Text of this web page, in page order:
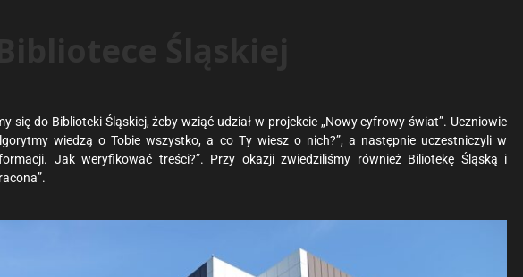
się do Biblioteki Śląskiej, żeby wziąć udział w projekcie „Nowy cyfrowy świat”. Uczniowie
wiedzą o Tobie wszystko, a co Ty wiesz o nich?”, a następnie uczestniczyli w
Jak weryfikować treści?”. Przy okazji zwiedziliśmy również Biliotekę Śląską i